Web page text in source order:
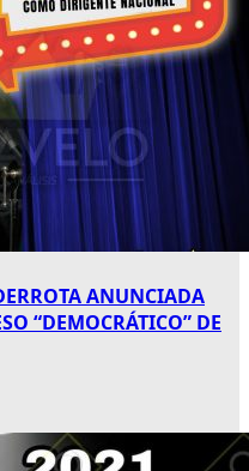
ANUNCIADA
“DEMOCRÁTICO” DE